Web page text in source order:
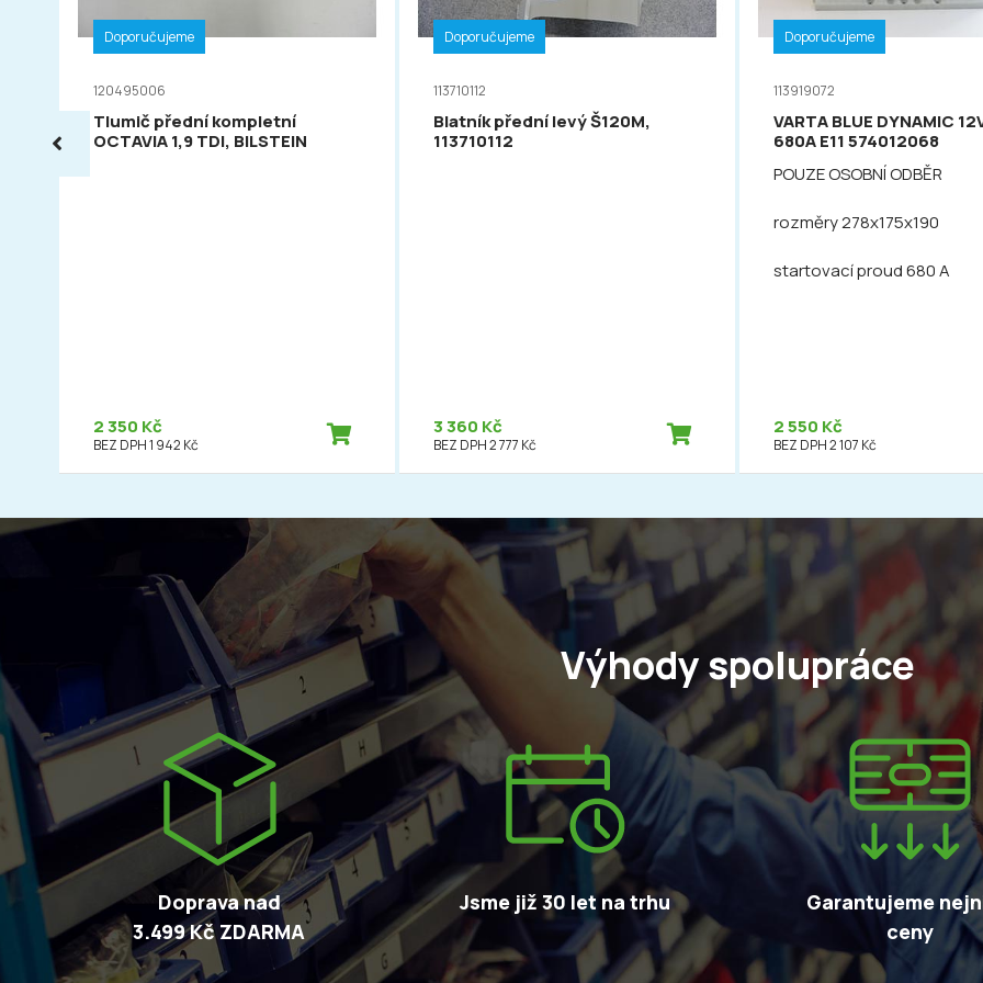
Doporučujeme
120495006
Tlumič přední kompletní
OCTAVIA 1,9 TDI, BILSTEIN
2 350 Kč
BEZ DPH 1 942 Kč
Doporučujeme
113710112
Blatník přední levý Š120M,
113710112
3 360 Kč
BEZ DPH 2 777 Kč
Doporučujeme
113919072
VARTA BLUE DYNAMIC
680A E11 574012068
POUZE OSOBNÍ ODBĚR
rozměry 278x175x190
startovací proud 680 A
2 550 Kč
BEZ DPH 2 107 Kč
Výhody spolupráce
Doprava nad
3.499 Kč ZDARMA
Jsme již 30 let na trhu
Garantujeme
ceny